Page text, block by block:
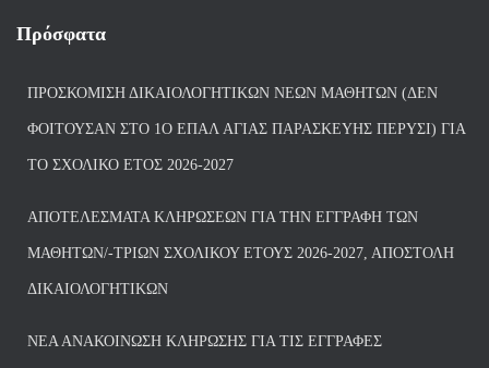
Πρόσφατα
ΠΡΟΣΚΌΜΙΣΗ ΔΙΚΑΙΟΛΟΓΗΤΙΚΏΝ ΝΈΩΝ ΜΑΘΗΤΏΝ (ΔΕΝ
ΦΟΙΤΟΎΣΑΝ ΣΤΟ 1Ο ΕΠΑΛ ΑΓΙΑΣ ΠΑΡΑΣΚΕΥΗΣ ΠΈΡΥΣΙ) ΓΙΑ
ΤΟ ΣΧΟΛΙΚΌ ΈΤΟΣ 2026-2027
ΑΠΟΤΕΛΈΣΜΑΤΑ ΚΛΗΡΏΣΕΩΝ ΓΙΑ ΤΗΝ ΕΓΓΡΑΦΉ ΤΩΝ
ΜΑΘΗΤΏΝ/-ΤΡΙΏΝ ΣΧΟΛΙΚΟΎ ΈΤΟΥΣ 2026-2027, ΑΠΟΣΤΟΛΉ
ΔΙΚΑΙΟΛΟΓΗΤΙΚΏΝ
ΝΕΑ ΑΝΑΚΟΙΝΩΣΗ ΚΛΗΡΩΣΗΣ ΓΙΑ ΤΙΣ ΕΓΓΡΑΦΕΣ